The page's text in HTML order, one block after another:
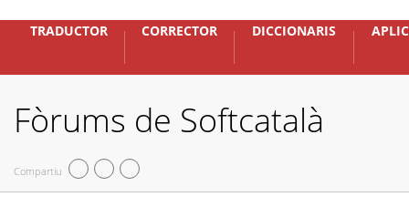
TRADUCTOR CORRECTOR DICCIONARIS
Fòrums de Softcatalà
Compartiu